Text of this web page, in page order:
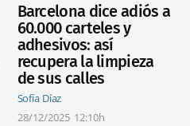
Barcelona dice adiós a
60.000 carteles y
adhesivos: así
recupera la limpieza
de sus calles
Sofía Díaz
28/12/2025 12:10h